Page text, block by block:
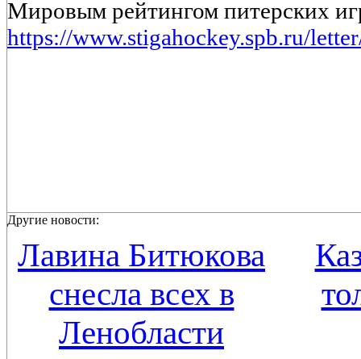
Мировым рейтингом питерских
https://www.stigahockey.spb.ru/
Другие новости:
Лавина Битюкова
снесла всех в
Ленобласти